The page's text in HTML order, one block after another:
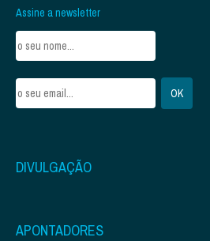
Assine a newsletter
DIVULGAÇÃO
APONTADORES